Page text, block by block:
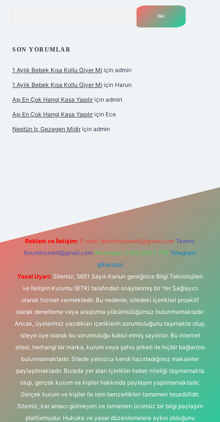
SON YORUMLAR
1 Aylık Bebek Kısa Kollu Giyer Mi için admin
1 Aylık Bebek Kısa Kollu Giyer Mi için Harun
Aşı En Çok Hangi Kasa Yapılır için admin
Aşı En Çok Hangi Kasa Yapılır için Ece
Neptün Iç Gezegen Midir için admin
elexbet en iyi bahis sitesi
Reklam ve İletişim: E-mail: backlinkpaneli@gmail.com Teams:
forumhizmeti@gmail.com Whatsapp: 0262 606 0 726 Telegram:
@karabul
Yasal Uyarı: Sitemiz, 5651 Sayılı Kanun gereğince Bilgi Teknolojileri
ve İletişim Kurumu (BTK) tarafından onaylanmış bir Yer Sağlayıcı
olarak hizmet vermektedir. Bu nedenle, sitedeki içerikleri proaktif
olarak denetleme veya araştırma yükümlülüğümüz bulunmamaktadır.
Ancak, üyelerimiz yazdıkları içeriklerin sorumluluğunu taşımakta olup,
siteye üye olarak bu sorumluluğu kabul etmiş sayılırlar. Bu internet
sitesi, herhangi bir marka, kurum veya şahıs şirketi ile hiçbir bağlantısı
bulunmamaktadır. Sitede yalnızca kendi hazırladığımız makaleler
paylaşılmaktadır. Burada yer alan içerikler haber niteliği taşımamakta
olup, gerçek kurum ve kişiler hakkında paylaşım yapılmamaktadır.
Gerçek kurum ve kişiler ile isim benzerlikleri tamamen tesadüfidir.
Sitemiz, kar amacı gütmeyen ve tamamen ücretsiz bir bilgi paylaşım
platformudur. Hukuka ve yasal düzenlemelere aykırı olduğunu